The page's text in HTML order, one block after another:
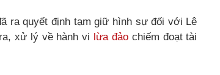
ra quyết định tạm giữ hình sự đối với Lê
xử lý về hành vi lừa đảochiếm đoạt tài